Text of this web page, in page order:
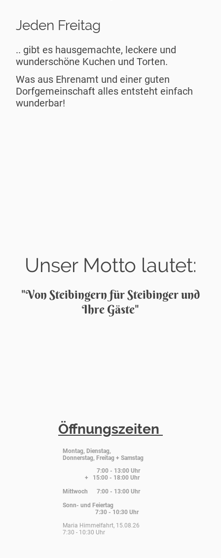
Jeden Freitag
.. gibt es hausgemachte, leckere und
wunderschöne Kuchen und Torten.
Was aus Ehrenamt und einer guten
Dorfgemeinschaft alles entsteht einfach
wunderbar!
Unser Motto lautet:
"Von Steibingern für Steibinger und
Ihre Gäste"
Öffnungszeiten
Montag, Dienstag,
Donnerstag, Freitag + Samstag
7:00 - 13:00 Uhr
+ 15:00 - 18:00 Uhr
Mittwoch 7:00 - 13:00 Uhr
Sonn- und Feiertag
7:30 - 10:30 Uhr
Maria Himmelfahrt, 15.08.26
7:30 - 10:30 Uhr